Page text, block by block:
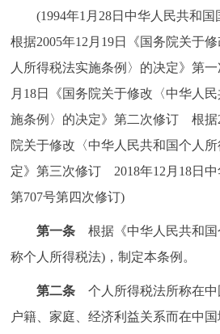
参与调查 在线访谈
走进北京
北京概况 十六区概览
绿色北京 图说北京
多语种
한국어
DEUTSCH FRANÇAIS
(1994年1月28日中华人民共和国
根据2005年12月19日《国务院关于
人所得税法实施条例〉的决定》第
月18日《国务院关于修改〈中华人
施条例〉的决定》第二次修订 根据
院关于修改〈中华人民共和国个人
定》第三次修订 2018年12月18日
第707号第四次修订)
第一条 根据《中华人民共和国
称个人所得税法)，制定本条例。
第二条 个人所得税法所称在中
户籍、家庭、经济利益关系而在中